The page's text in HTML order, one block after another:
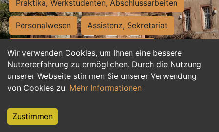
Wir verwenden Cookies, um Ihnen eine bessere
Nutzererfahrung zu ermöglichen. Durch die Nutzung
unserer Webseite stimmen Sie unserer Verwendung
von Cookies zu. Mehr Informationen
Zustimmen
Praktika, Werkstudenten, Abschlussarbeiten
Personalwesen Assistenz, Sekretariat
Hilfskräfte, Aushilfs- und Nebenjobs
Einkauf, Logistik, Materialwirtschaft
Weiterbildung, Studium, duale Ausbildung
Tourismus